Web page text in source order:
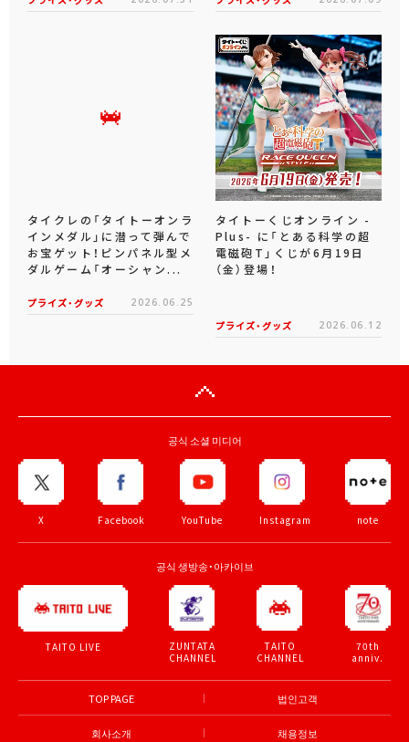
タイクレの「タイトーオンラ
インメダル」に潜って弾んで
お宝ゲット！ピンパネル型メ
ダルゲーム「オーシャン...
プライズ・グッズ 2026.06.25
タイトーくじオンライン -
Plus- に「とある科学の超
電磁砲T」くじが6月19日
（金）登場！
プライズ・グッズ 2026.06.12
공식 소셜 미디어
X Facebook YouTube Instagram note
공식 생방송・아카이브
TAITO LIVE
ZUNTATA
CHANNEL
TAITO
CHANNEL
70th
anniv.
TOP PAGE 법인고객
회사소개 채용정보